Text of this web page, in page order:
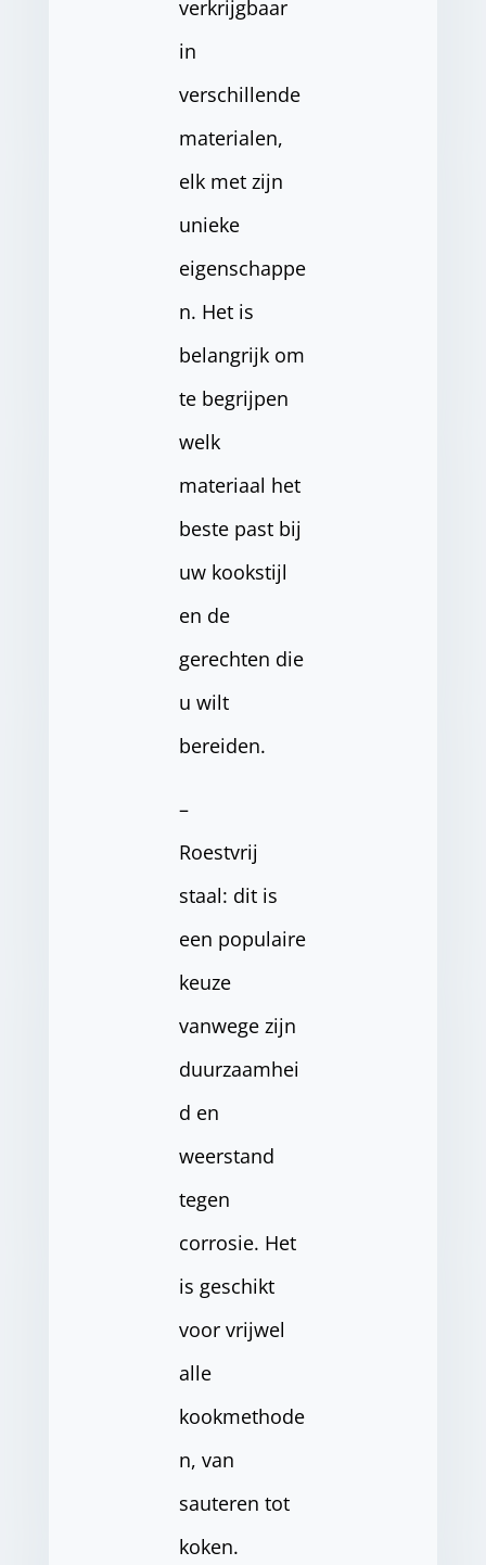
verkrijgbaar
in
verschillende
materialen,
elk met zijn
unieke
eigenschappe
n. Het is
belangrijk om
te begrijpen
welk
materiaal het
beste past bij
uw kookstijl
en de
gerechten die
u wilt
bereiden.
–
Roestvrij
staal: dit is
een populaire
keuze
vanwege zijn
duurzaamhei
d en
weerstand
tegen
corrosie. Het
is geschikt
voor vrijwel
alle
kookmethode
n, van
sauteren tot
koken.